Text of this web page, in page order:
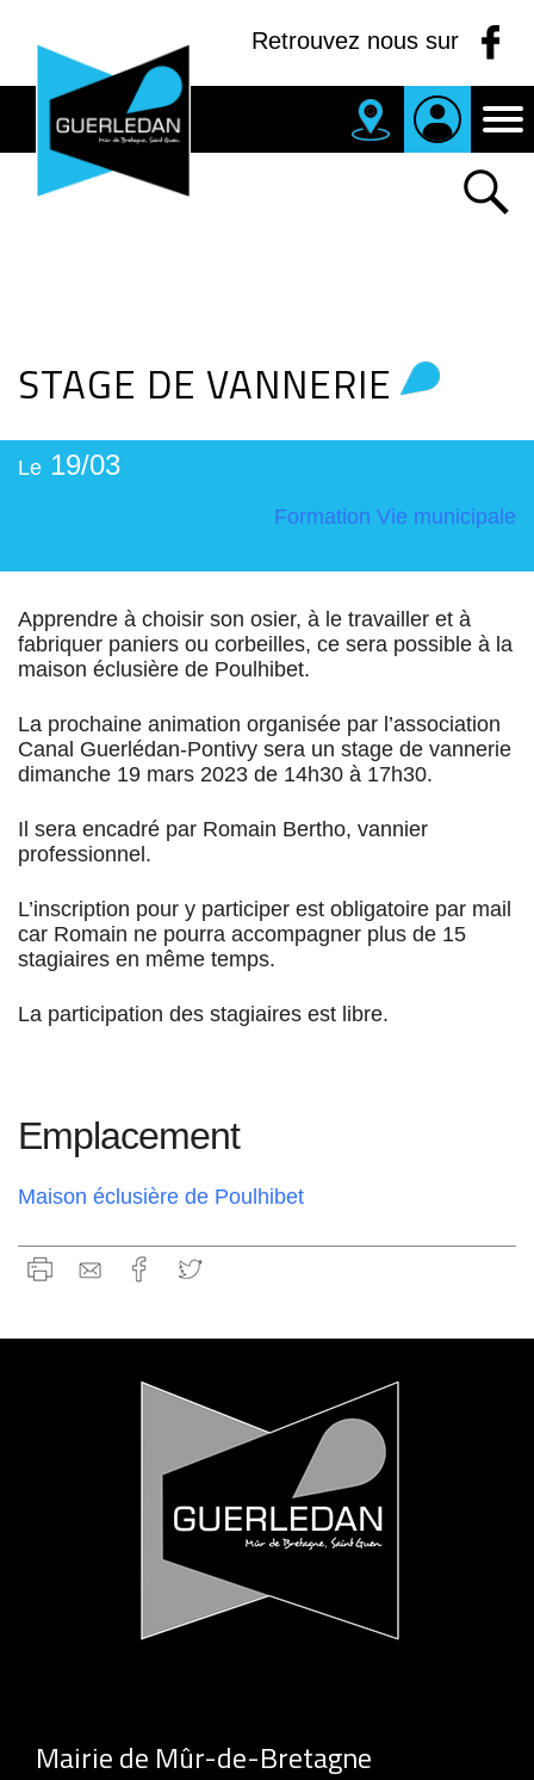
Retrouvez nous sur
STAGE DE VANNERIE
Le 19/03
Formation Vie municipale
Apprendre à choisir son osier, à le travailler et à
fabriquer paniers ou corbeilles, ce sera possible à la
maison éclusière de Poulhibet.
La prochaine animation organisée par l’association
Canal Guerlédan-Pontivy sera un stage de vannerie
dimanche 19 mars 2023 de 14h30 à 17h30.
Il sera encadré par Romain Bertho, vannier
professionnel.
L’inscription pour y participer est obligatoire par mail
car Romain ne pourra accompagner plus de 15
stagiaires en même temps.
La participation des stagiaires est libre.
Emplacement
Maison éclusière de Poulhibet
Mairie de Mûr-de-Bretagne